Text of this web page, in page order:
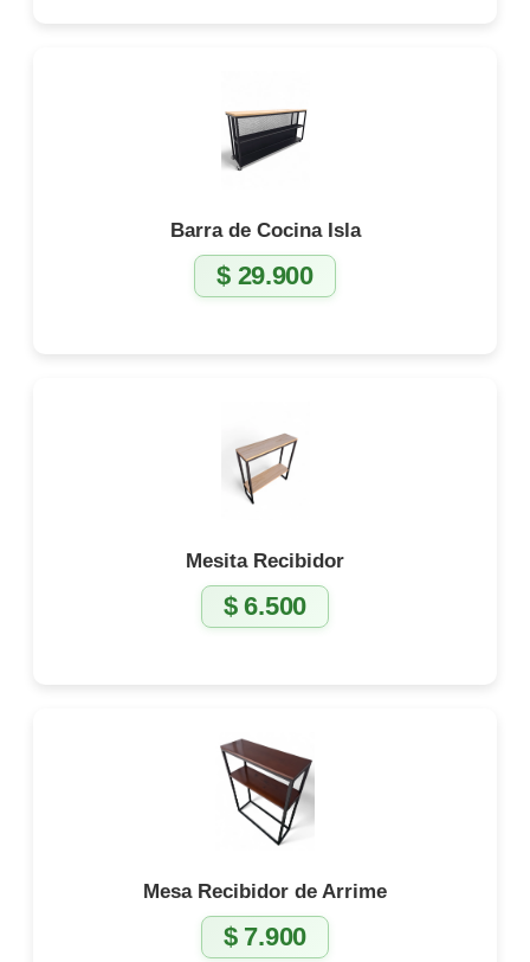
Barra de Cocina Isla
$29.900
Mesita Recibidor
$6.500
Mesa Recibidor de Arrime
$7.900